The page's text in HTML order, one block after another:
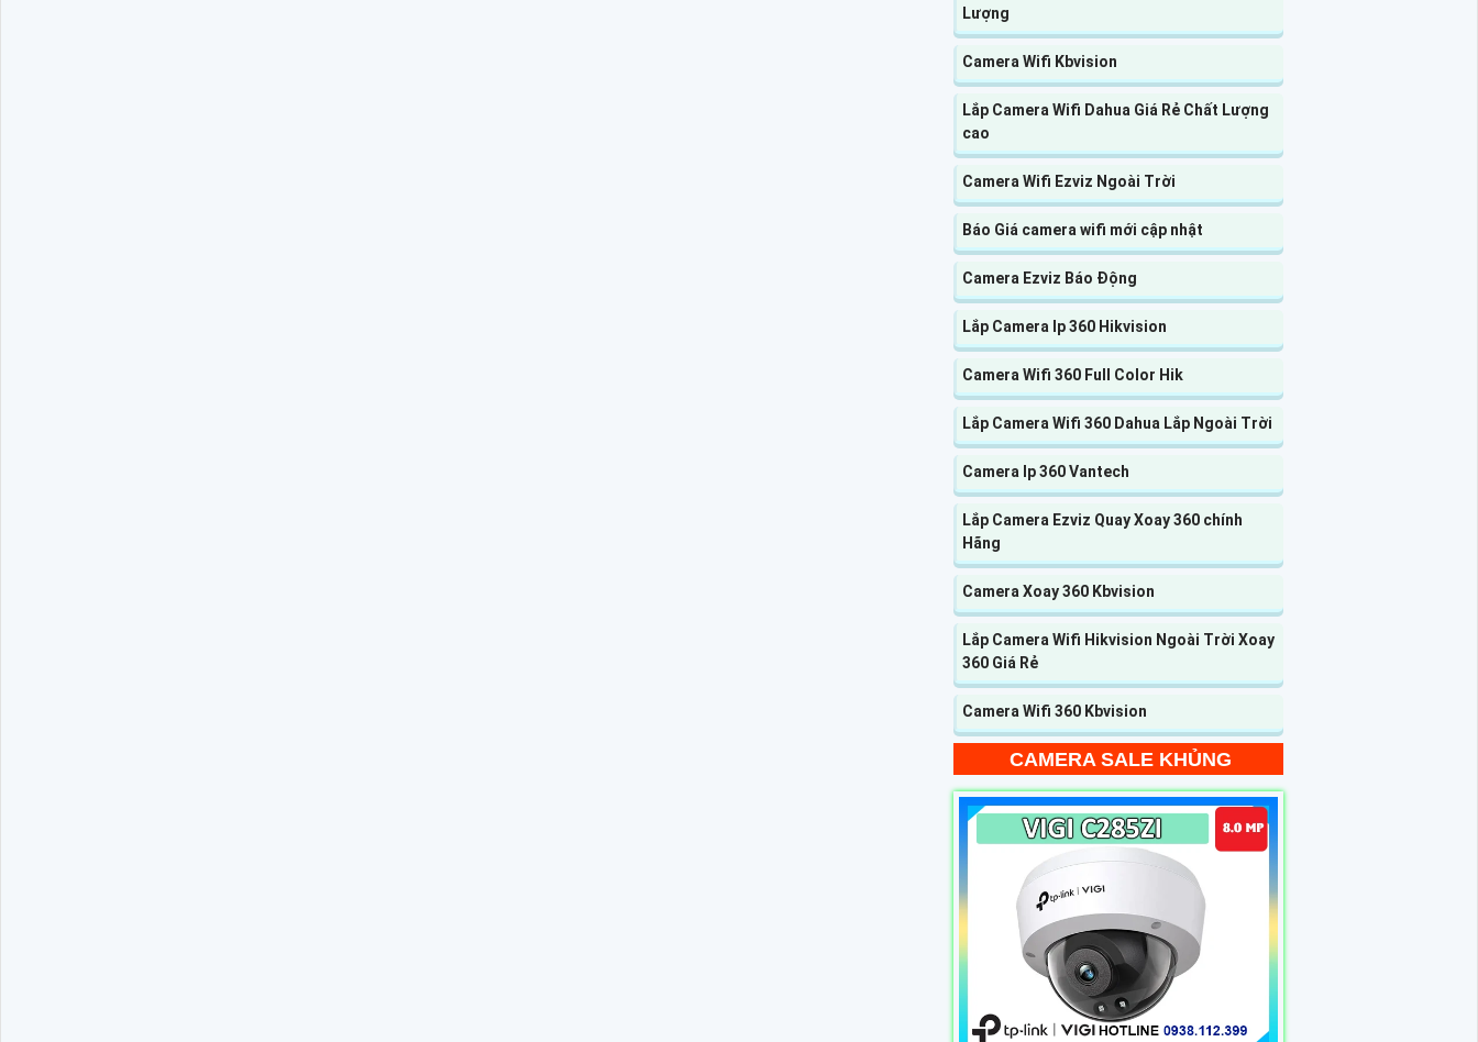
Lượng
Camera Wifi Kbvision
Lắp Camera Wifi Dahua Giá Rẻ Chất Lượng
cao
Camera Wifi Ezviz Ngoài Trời
Báo Giá camera wifi mới cập nhật
Camera Ezviz Báo Động
Lắp Camera Ip 360 Hikvision
Camera Wifi 360 Full Color Hik
Lắp Camera Wifi 360 Dahua Lắp Ngoài Trời
Camera Ip 360 Vantech
Lắp Camera Ezviz Quay Xoay 360 chính
Hãng
Camera Xoay 360 Kbvision
Lắp Camera Wifi Hikvision Ngoài Trời Xoay
360 Giá Rẻ
Camera Wifi 360 Kbvision
CAMERA SALE KHỦNG